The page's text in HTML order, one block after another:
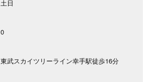
土日
0
東武スカイツリーライン幸手駅徒歩16分